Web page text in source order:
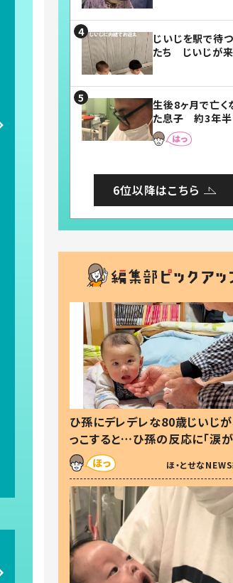
じいじを駅で待
たち じいじが
まらない」「幸せ
れる」
生後8ヶ月で亡く
た息子 約3年半
後、当時の妻の日
に書いてあった本
6位以降はこちら
ひ孫にデレデレな80歳じいじが
っこすると…ひ孫の反応に「涙
した」「可愛くて仕方ない」
ほ・とせな